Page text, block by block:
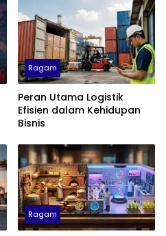
Ragam
Peran Utama Logistik
Efisien dalam Kehidupan
Bisnis
Ragam